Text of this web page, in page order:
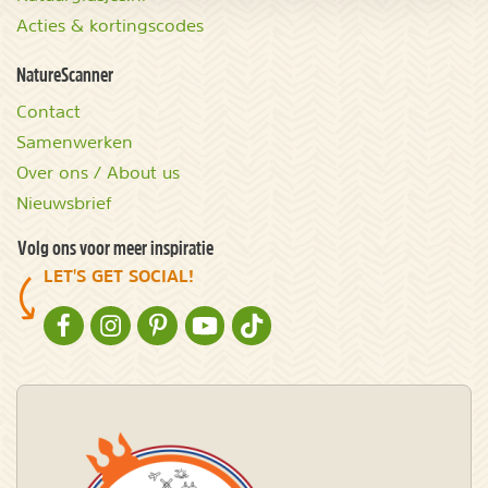
Acties & kortingscodes
NatureScanner
Contact
Samenwerken
Over ons / About us
Nieuwsbrief
Volg ons voor meer inspiratie
LET'S GET SOCIAL!
NATURESCANNER OP FACEBOOK
NATURESCANNER OP INSTAGRAM
NATURESCANNER OP PINTEREST
NATURESCANNER OP YOUTUBE
NATURESCANNER OP TIKTOK